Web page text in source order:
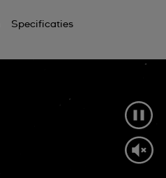
Specificaties